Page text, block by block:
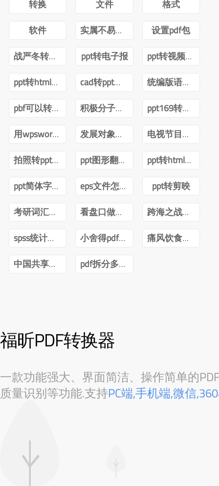
转换 文件
格式
软件
实属不易牛转乾坤图片抖音
设置pdf包
战严冬转观念ppt
ppt转电子报
ppt转视频互转
ppt转html技术
cad转ppt可以吗
统编版语文四年级下册电子课本pdf
pbf可以转ppt吗
积极分子转预备党员ppt
ppt169转成43怎么内容排版不变
用wpsword转ppt
发展对象转预备党员答辩ppt
电视节目导播郑月pdf
拍照转ppt安卓
ppt图形翻转内容不转
ppt转html前端
ppt简体字转繁体字全篇
eps文件怎么转ppt
ppt转剪映
考研词汇闪过2022版PDF
看盘口做短线曹明成Pdf
跨海之战金门海南一江山PDF下载
spss统计分析与数据挖掘第三版pdf
小舍得pdf百度网盘
痛风饮食调养一本就够pdf下载
中国共享经济发展报告(2020)pdf
pdf拆分多个pdf免费
福昕PDF转换器
一款功能强大、界面简洁、操作简单的
质量识别等功能.支持PC端,手机端,微信